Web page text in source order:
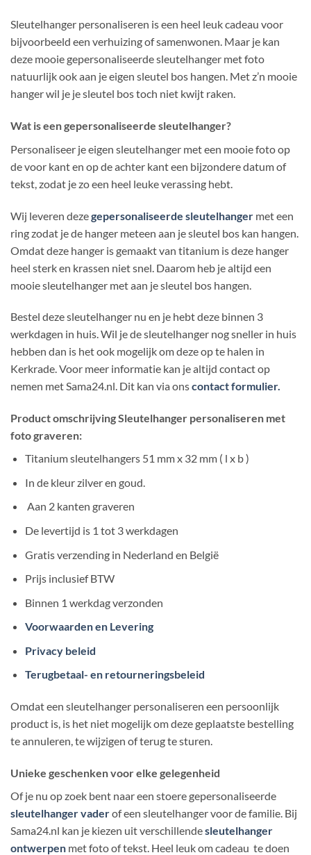
Sleutelhanger personaliseren is een heel leuk cadeau voor
bijvoorbeeld een verhuizing of samenwonen. Maar je kan
deze mooie gepersonaliseerde sleutelhanger met foto
natuurlijk ook aan je eigen sleutel bos hangen. Met z’n mooie
hanger wil je je sleutel bos toch niet kwijt raken.
Wat is een gepersonaliseerde sleutelhanger?
Personaliseer je eigen sleutelhanger met een mooie foto op
de voor kant en op de achter kant een bijzondere datum of
tekst, zodat je zo een heel leuke verassing hebt.
Wij leveren dezegepersonaliseerde sleutelhanger met een
ring zodat je de hanger meteen aan je sleutel bos kan hangen.
Omdat deze hanger is gemaakt van titanium is deze hanger
heel sterk en krassen niet snel. Daarom heb je altijd een
mooie sleutelhanger met aan je sleutel bos hangen.
Bestel deze sleutelhanger nu en je hebt deze binnen 3
werkdagen in huis. Wil je de sleutelhanger nog sneller in huis
hebben dan is het ook mogelijk om deze op te halen in
Kerkrade. Voor meer informatie kan je altijd contact op
nemen met Sama24.nl. Dit kan via onscontact formulier.
Product omschrijving Sleutelhanger personaliseren met
foto graveren:
Titanium sleutelhangers 51 mm x 32 mm ( l x b )
In de kleur zilver en goud.
Aan 2 kanten graveren
De levertijd is 1 tot 3 werkdagen
Gratis verzending in Nederland en België
Prijs inclusief BTW
Binnen 1 werkdag verzonden
Voorwaarden en Levering
Privacy beleid
Terugbetaal- en retourneringsbeleid
Omdat een sleutelhanger personaliseren een persoonlijk
product is, is het niet mogelijk om deze geplaatste bestelling
te annuleren, te wijzigen of terug te sturen.
Unieke geschenken voor elke gelegenheid
Of je nu op zoek bent naar een stoere gepersonaliseerde
sleutelhanger vaderof een sleutelhanger voor de familie. Bij
Sama24.nl kan je kiezen uit verschillendesleutelhanger
ontwerpen met foto of tekst. Heel leuk om cadeau te doen